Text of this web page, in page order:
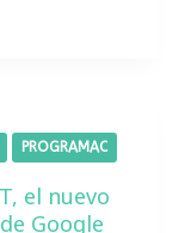
PROGRAMAC
el nuevo
Google